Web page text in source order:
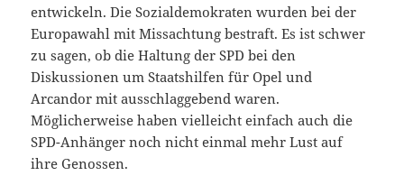
entwickeln. Die Sozialdemokraten wurden bei der
Europawahl mit Missachtung bestraft. Es ist schwer
zu sagen, ob die Haltung der SPD bei den
Diskussionen um Staatshilfen für Opel und
Arcandor mit ausschlaggebend waren.
Möglicherweise haben vielleicht einfach auch die
SPD-Anhänger noch nicht einmal mehr Lust auf
ihre Genossen.